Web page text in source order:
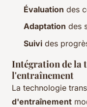
Évaluation des
Adaptation des
Suivi des
Intégration de la
l'entraînement
La technologie
d'entraînement